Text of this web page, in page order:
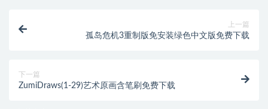
上一篇
孤岛危机3重制版免安装绿色中文版免费下载
下一篇
ZumiDraws(1-29)艺术原画含笔刷免费下载